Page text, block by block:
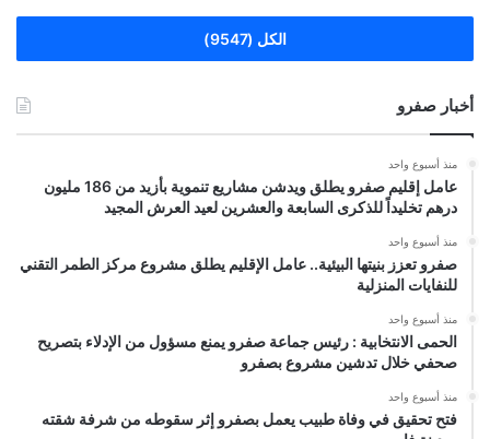
الكل (9547)
أخبار صفرو
منذ أسبوع واحد
عامل إقليم صفرو يطلق ويدشن مشاريع تنموية بأزيد من 186 مليون
درهم تخليداً للذكرى السابعة والعشرين لعيد العرش المجيد
منذ أسبوع واحد
صفرو تعزز بنيتها البيئية.. عامل الإقليم يطلق مشروع مركز الطمر التقني
للنفايات المنزلية
منذ أسبوع واحد
الحمى الانتخابية : رئيس جماعة صفرو يمنع مسؤول من الإدلاء بتصريح
صحفي خلال تدشين مشروع بصفرو
منذ أسبوع واحد
فتح تحقيق في وفاة طبيب يعمل بصفرو إثر سقوطه من شرفة شقته